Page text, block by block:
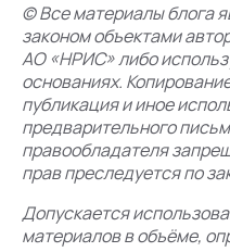
© Все материалы блога
законом объектами
АО «НРИС» либо
основаниях.
публикация и иное
предварительного
правообладателя
прав преследуется по
Допускается
материалов в объёме,